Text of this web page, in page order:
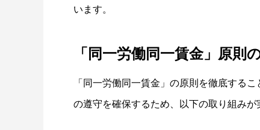
います。
「同一労働同一賃金」原則
「同一労働同一賃金」の原則を徹底する
の遵守を確保するため、以下の取り組みが